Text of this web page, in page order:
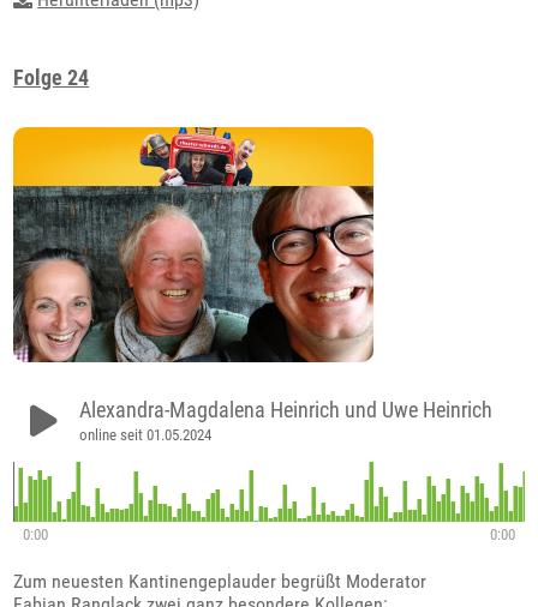
Folge 24
Alexandra-Magdalena Heinrich und Uwe Heinrich
online seit 01.05.2024
0:00
0:00
Zum neuesten Kantinengeplauder begrüßt Moderator